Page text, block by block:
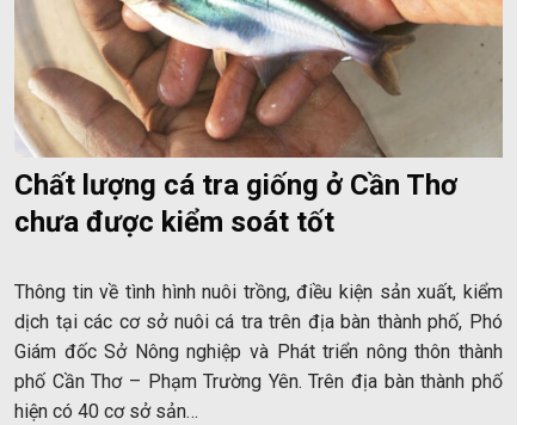
Chất lượng cá tra giống ở Cần Thơ
chưa được kiểm soát tốt
Thông tin về tình hình nuôi trồng, điều kiện sản xuất, kiểm
dịch tại các cơ sở nuôi cá tra trên địa bàn thành phố, Phó
Giám đốc Sở Nông nghiệp và Phát triển nông thôn thành
phố Cần Thơ – Phạm Trường Yên. Trên địa bàn thành phố
hiện có 40 cơ sở sản…